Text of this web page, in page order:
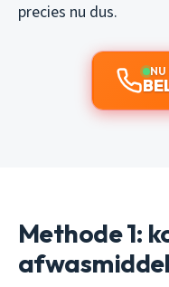
precies nu dus.
NU
Methode 1: